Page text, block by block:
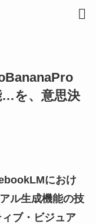
…を、意思決
におけ
ル生成機能の技
ブ・ビジュア